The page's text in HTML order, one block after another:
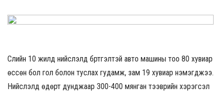
Сүүлийн 10 жилд нийслэлд бүртгэлтэй авто машины тоо 80 хувиар
өссөн бол гол болон туслах гудамж, зам 19 хувиар нэмэгджээ.
Нийслэлд өдөрт дунджаар 300-400 мянган тээврийн хэрэгсэл